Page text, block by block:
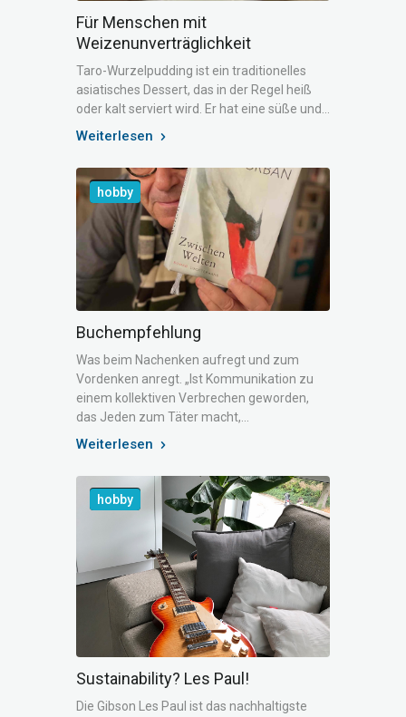
Für Menschen mit
Weizenunverträglichkeit
Taro-Wurzelpudding ist ein traditionelles
asiatisches Dessert, das in der Regel heiß
oder kalt serviert wird. Er hat eine süße und…
Weiterlesen
hobby
Buchempfehlung
Was beim Nachenken aufregt und zum
Vordenken anregt. „Ist Kommunikation zu
einem kollektiven Verbrechen geworden,
das Jeden zum Täter macht,…
Weiterlesen
hobby
Sustainability? Les Paul!
Die Gibson Les Paul ist das nachhaltigste